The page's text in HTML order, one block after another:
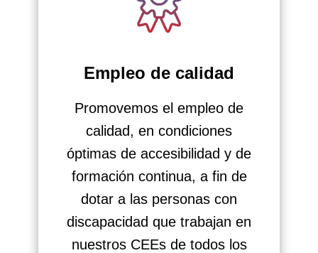
Empleo de calidad
Promovemos el empleo de
calidad, en condiciones
óptimas de accesibilidad y de
formación continua, a fin de
dotar a las personas con
discapacidad que trabajan en
nuestros CEEs de todos los